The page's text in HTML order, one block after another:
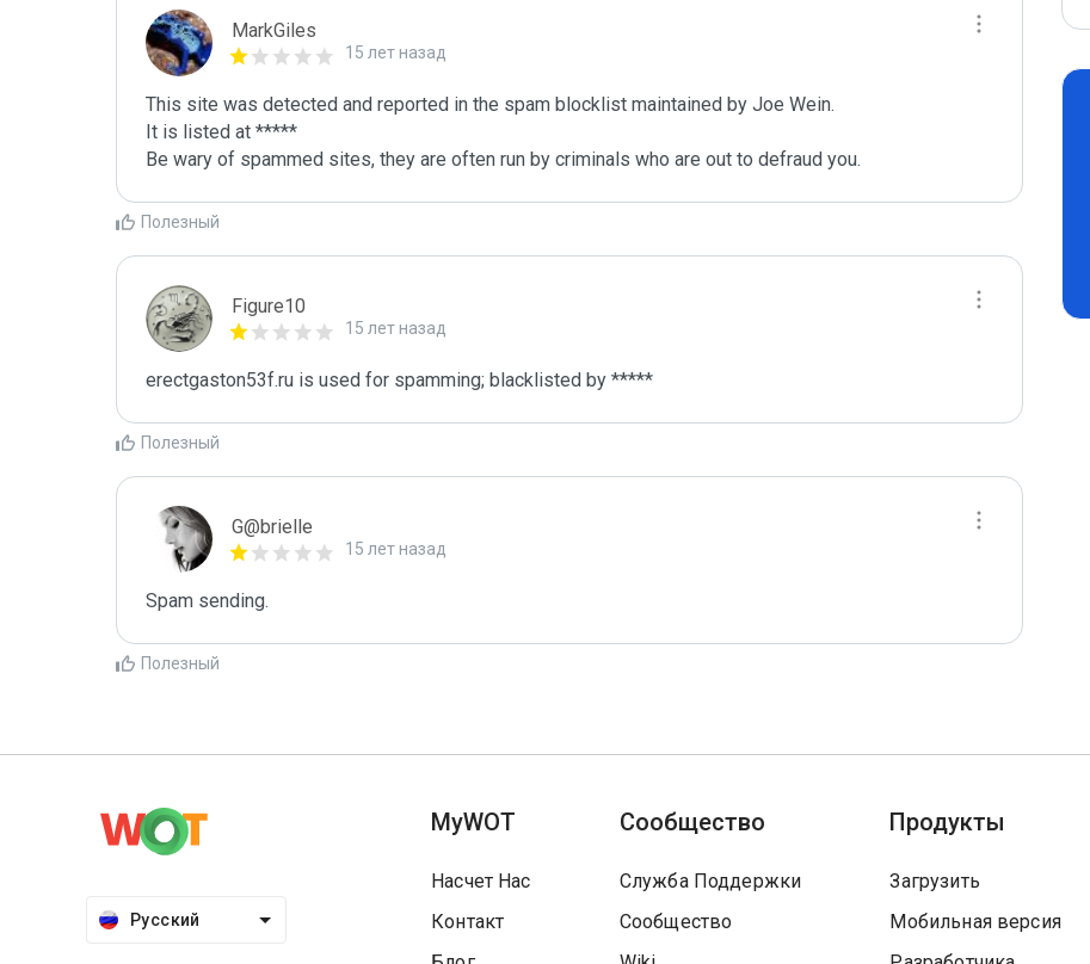
MarkGiles
15 лет назад
This site was detected and reported in the spam blocklist maintained by Joe Wein.
It is listed at *****
Be wary of spammed sites, they are often run by criminals who are out to defraud you.
Полезный
Figure10
15 лет назад
erectgaston53f.ru is used for spamming; blacklisted by *****
Полезный
G@brielle
15 лет назад
Spam sending.
Полезный
Русский
MyWOT
Насчет Нас
Контакт
Сообщество
Служба Поддержки
Сообщество
Продукты
Загрузить
Мобильная версия